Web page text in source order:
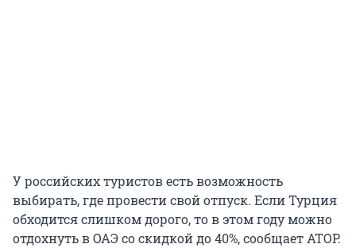
У российских туристов есть возможность
выбирать, где провести свой отпуск. Если Турция
обходится слишком дорого, то в этом году можно
отдохнуть в ОАЭ со скидкой до 40%, сообщает АТОР.